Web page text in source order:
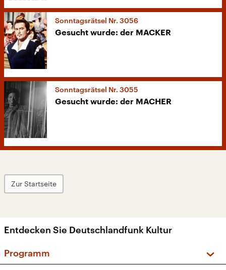
Sonntagsrätsel Nr. 3056
Gesucht wurde: der MACKER
Sonntagsrätsel Nr. 3055
Gesucht wurde: der MACHER
Zur Startseite
Entdecken Sie Deutschlandfunk Kultur
Programm